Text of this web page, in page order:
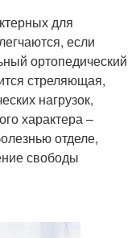
для
если
ортопедический
стреляющая,
нагрузок,
характера –
отделе,
свободы